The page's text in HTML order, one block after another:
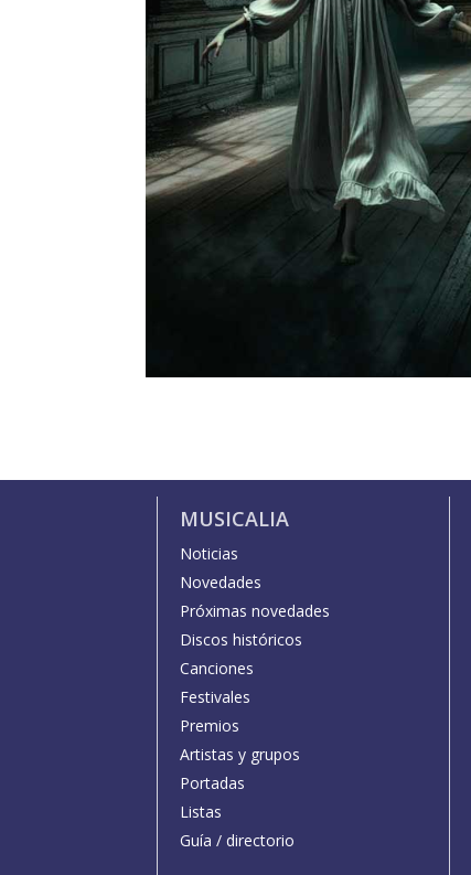
MUSICALIA
Noticias
Novedades
Próximas novedades
Discos históricos
Canciones
Festivales
Premios
Artistas y grupos
Portadas
Listas
Guía / directorio